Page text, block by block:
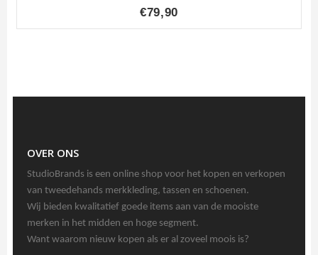
€79,90
OVER ONS
StudioBrands is een online shop voor het kopen en verkopen
van tweedehands merkkleding, tassen en schoenen.
Wij bieden kwalitatief goede items aan van de mooiste
merken in het midden en hoge segment.
Want waarom nieuw kopen als er al zoveel moois is?